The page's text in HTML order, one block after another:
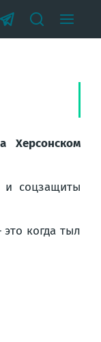
Херсонском
и соцзащиты
когда тыл